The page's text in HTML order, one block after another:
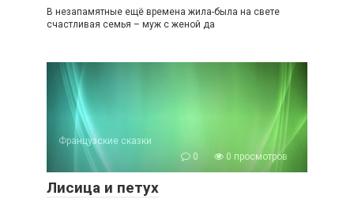
В незапамятные ещё времена жила-была на свете
счастливая семья – муж с женой да
Французские сказки
0
0 просмотров
Лисица и петух